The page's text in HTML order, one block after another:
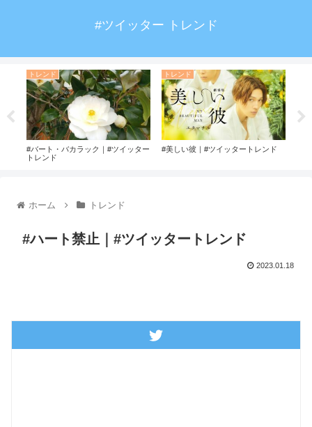
#ツイッター トレンド
トレンド
#バート・バカラック｜#ツイッター
トレンド
トレンド
#美しい彼｜#ツイッタートレンド
ホーム トレンド
#ハート禁止｜#ツイッタートレンド
2023.01.18